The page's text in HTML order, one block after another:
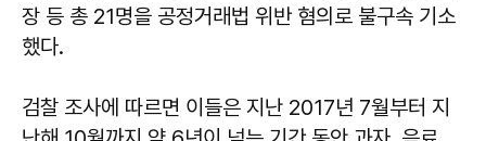
장 등 총 21명을 공정거래법 위반 혐의로 불구속 기소
했다.
검찰 조사에 따르면 이들은 지난 2017년 7월부터 지